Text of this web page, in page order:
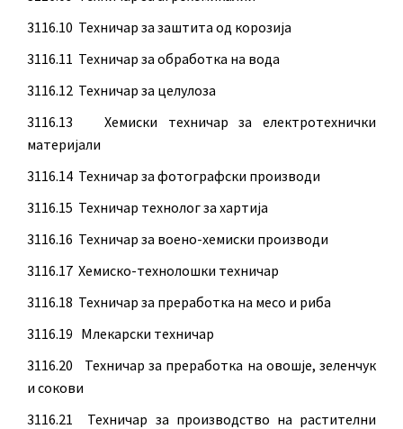
3116.10 Техничар за заштита од корозија
3116.11 Техничар за обработка на вода
3116.12 Техничар за целулоза
3116.13 Хемиски техничар за електротехнички
материјали
3116.14 Техничар за фотографски производи
3116.15 Техничар технолог за хартија
3116.16 Техничар за воено-хемиски производи
3116.17 Хемиско-технолошки техничар
3116.18 Техничар за преработка на месо и риба
3116.19 Млекарски техничар
3116.20 Техничар за преработка на овошје, зеленчук
и сокови
3116.21 Техничар за производство на растителни